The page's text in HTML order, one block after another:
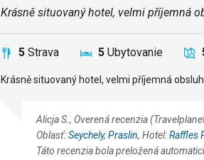
Krásně situovaný hotel, velmi příjemná
5 Strava 5 Ubytovanie
Krásně situovaný hotel, velmi příjemná
Alicja S., Overená recenzia
Oblasť:Seychely, Praslin, Hotel:Raffles
Táto recenzia bola preložená